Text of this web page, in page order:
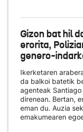
Gizon bat hil
erorita,
genero-
Ikerketaren
da balkoi batetik
agenteak
direnean. Bertan,
eman du. Auzia
emakumearen